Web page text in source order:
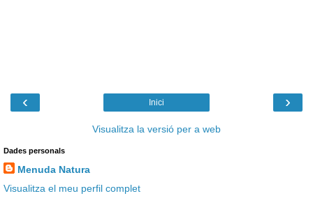
‹ ›
Inici
Visualitza la versió per a web
Dades personals
Menuda Natura
Visualitza el meu perfil complet